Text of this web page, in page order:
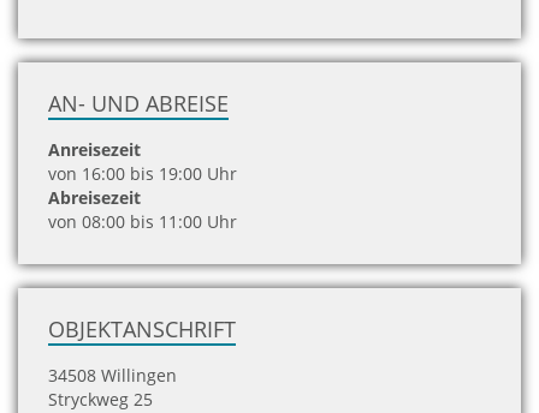
AN- UND ABREISE
Anreisezeit
von 16:00 bis 19:00 Uhr
Abreisezeit
von 08:00 bis 11:00 Uhr
OBJEKTANSCHRIFT
34508 Willingen
Stryckweg 25